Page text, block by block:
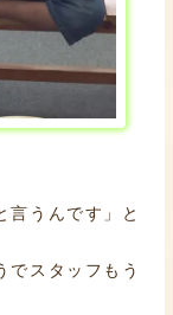
言うんです」と
でスタッフもう